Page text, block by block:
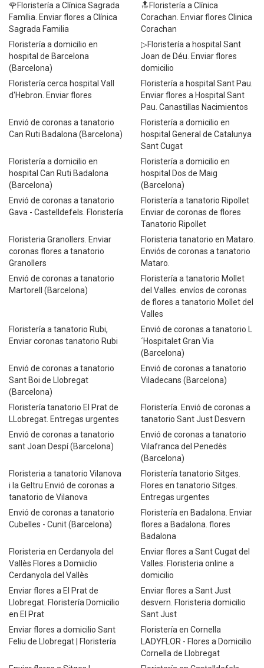
🌹Floristería a Clínica Sagrada
Família. Enviar flores a Clínica
Sagrada Familia
🔝Floristería a Clínica
Corachan. Enviar flores Clinica
Corachan
Floristería a domicilio en
hospital de Barcelona
(Barcelona)
▷Floristería a hospital Sant
Joan de Déu. Enviar flores
domicilio
Floristería cerca hospital Vall
d'Hebron. Enviar flores
Floristería a hospital Sant Pau.
Enviar flores a Hospital Sant
Pau. Canastillas Nacimientos
Envió de coronas a tanatorio
Can Ruti Badalona (Barcelona)
Floristería a domicilio en
hospital General de Catalunya
Sant Cugat
Floristería a domicilio en
hospital Can Ruti Badalona
(Barcelona)
Floristería a domicilio en
hospital Dos de Maig
(Barcelona)
Envió de coronas a tanatorio
Gava - Castelldefels. Floristería
Floristería a tanatorio Ripollet
Enviar de coronas de flores
Tanatorio Ripollet
Floristeria Granollers. Enviar
coronas flores a tanatorio
Granollers
Floristeria tanatorio en Mataro.
Enviós de coronas a tanatorio
Mataro.
Envió de coronas a tanatorio
Martorell (Barcelona)
Floristería a tanatorio Mollet
del Valles. envíos de coronas
de flores a tanatorio Mollet del
Valles
Floristería a tanatorio Rubi,
Enviar coronas tanatorio Rubi
Envió de coronas a tanatorio L
´Hospitalet Gran Via
(Barcelona)
Envió de coronas a tanatorio
Sant Boi de Llobregat
(Barcelona)
Envió de coronas a tanatorio
Viladecans (Barcelona)
Floristería tanatorio El Prat de
LLobregat. Entregas urgentes
Floristería. Envió de coronas a
tanatorio Sant Just Desvern
Envió de coronas a tanatorio
sant Joan Despí (Barcelona)
Envió de coronas a tanatorio
Vilafranca del Penedès
(Barcelona)
Floristeria a tanatorio Vilanova
i la Geltru Envió de coronas a
tanatorio de Vilanova
Floristería tanatorio Sitges.
Flores en tanatorio Sitges.
Entregas urgentes
Envió de coronas a tanatorio
Cubelles - Cunit (Barcelona)
Floristería en Badalona. Enviar
flores a Badalona. flores
Badalona
Floristeria en Cerdanyola del
Vallès Flores a Domiiclio
Cerdanyola del Vallès
Enviar flores a Sant Cugat del
Valles. Floristeria online a
domicilio
Enviar flores a El Prat de
Llobregat. Floristería Domicilio
en El Prat
Enviar flores a Sant Just
desvern. Floristeria domicilio
Sant Just
Enviar flores a domicilio Sant
Feliu de Llobregat | Floristería
Floristería en Cornella
LADYFLOR - Flores a Domicilio
Cornella de Llobregat